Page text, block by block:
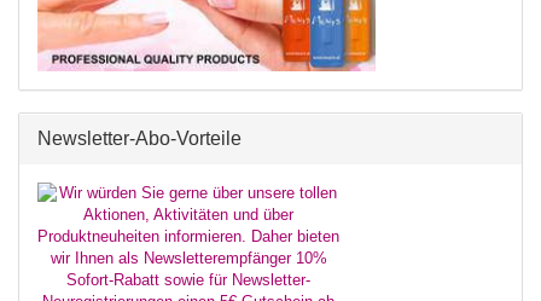
Newsletter-Abo-Vorteile